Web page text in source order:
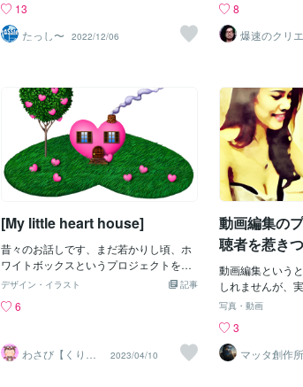
分ちょいとか２分位なんですが、初（だ
ったかな？）の７分超えの動画が出来上
がって、自分的には結構気に入っていま
きの短いお話としてUPしていた頃だと、
１行とか数行で終わっているものもあっ
たので、動画に仕上げる為に後から台詞
やら何やらを付け足したりする事もあっ
て、もう大変ですｗでも、こうやって
色々と愉しみながらやっていると、動画
製作のスキルも上がるし、何よりも楽し
^;;もし、よろしければ、お暇なときにで
しているサービスに「お話書きます
よ〜」と言うものがあるんですが、それ
に興味を持たれた方に対しての、判断材
料になるかも知れません、かな？（^^;;ま
れば、動画編集などのお手伝いも出来る
かも知れません。気になった方は、どう
13
たっし〜
2022/12/06
8
爆速のクリエ
ター！！！
[My little heart house]
昔々のお話しです、まだ若かりし頃、ホ
ワイトボックスというプロジェクトをや
っていたころのお話しです。こちらのイ
製作したイメージイラストです。ホワイ
間たちのプリジェクトでプロのイラスト
レーターになる為の１歩を考える共同体
記事
デザイン・イラスト
6
わさび【くりふ
ぁみ！】
2023/04/10
動画編集の
聴者を惹き
動画編集という
しれませんが、
せん。動画編集
動画編集をマス
い描くストーリ
に伝えることが
写真・動画
3
マッタ創作所